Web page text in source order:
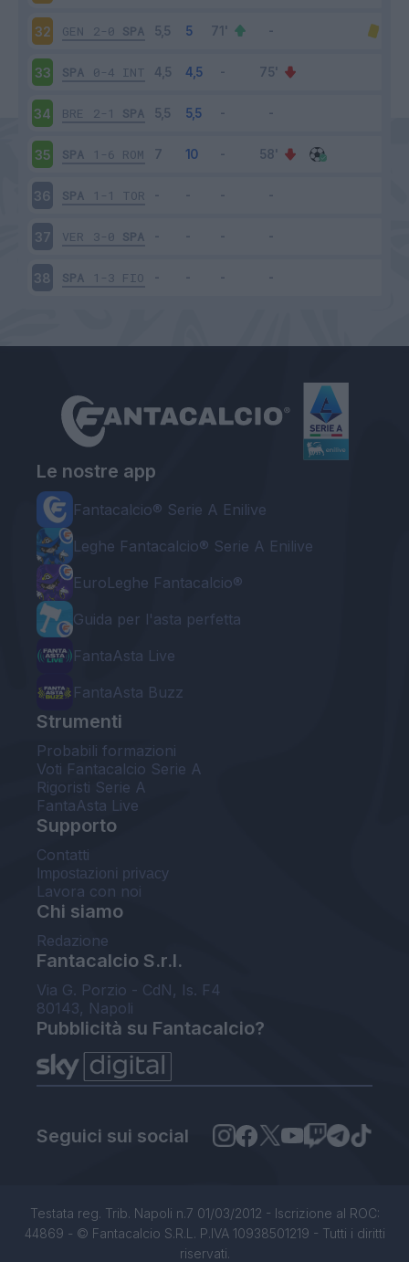
32 GEN 2-0 SPA
33 SPA 0-4 INT
34 BRE 2-1 SPA
35 SPA 1-6 ROM
36 SPA 1-1 TOR
37 VER 3-0 SPA
38 SPA 1-3 FIO
Le nostre app
Fantacalcio® Serie A Enilive
Leghe Fantacalcio® Serie A Enilive
EuroLeghe Fantacalcio®
Guida per l'asta perfetta
FantaAsta Live
FantaAsta Buzz
Strumenti
Probabili formazioni
Voti Fantacalcio Serie A
Rigoristi Serie A
FantaAsta Live
Supporto
Contatti
Impostazioni privacy
Lavora con noi
Chi siamo
Redazione
Fantacalcio S.r.l.
Via G. Porzio - CdN, Is. F4
80143, Napoli
Pubblicità su Fantacalcio?
Seguici sui social
Testata reg. Trib. Napoli n.7 01/03/2012 - Iscrizione al ROC:
44869 - © Fantacalcio S.R.L. P.IVA 10938501219 - Tutti i diritti
riservati.